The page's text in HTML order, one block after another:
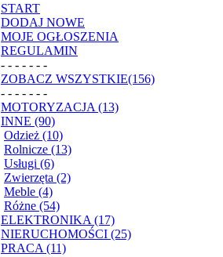
START
DODAJ NOWE
MOJE OGŁOSZENIA
REGULAMIN
- - - - - - -
ZOBACZ WSZYSTKIE(156)
- - - - - - -
MOTORYZACJA (13)
INNE (90)
Odzież (10)
Rolnicze (13)
Usługi (6)
Zwierzęta (2)
Meble (4)
Różne (54)
ELEKTRONIKA (17)
NIERUCHOMOŚCI (25)
PRACA (11)